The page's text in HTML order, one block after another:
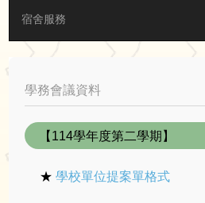
宿舍服務
學務會議資料
【114學年度第二學期】
★學校單位提案單格式